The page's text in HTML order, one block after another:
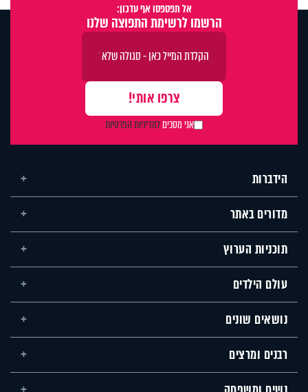
אל תפספסו אף עדכון:
הרשמו לרשימת התפוצה שלנו
אני מסכיםלמדיניות הפרטיות
הידברות
מדורים באתר
תוכניות הערוץ
עולם הילדים
נושאים שונים
רבנים ומרצים